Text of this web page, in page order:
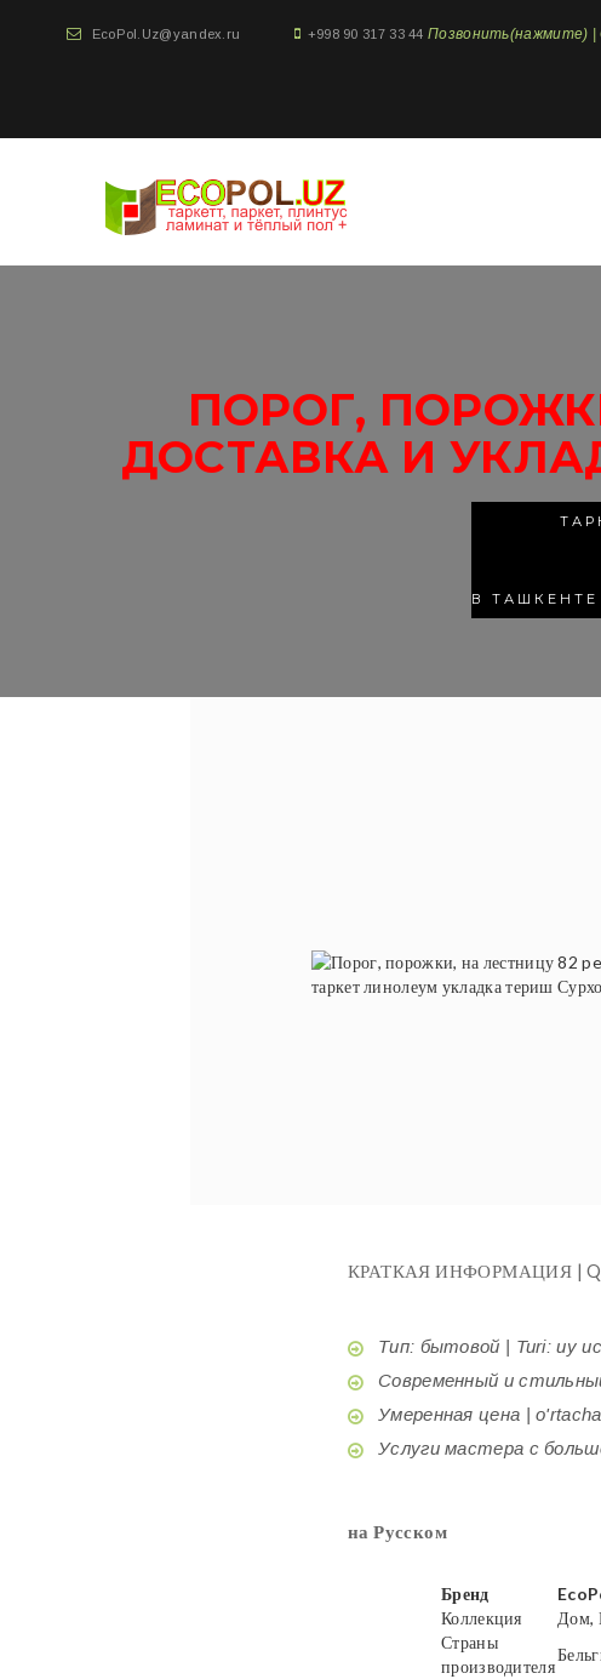
EcoPol.Uz@yandex.ru +998 90 317 33 44 Позвонить(нажмите) |
ПОРОГ,
ДОСТАВКА И
В
КРАТКАЯ ИНФОРМАЦИЯ |
Тип: бытовой | Turi: uy
Современный и
Умеренная цена |
Услуги мастера с
на Русском
Бренд
Коллекция
Дом,
Страны
производителя